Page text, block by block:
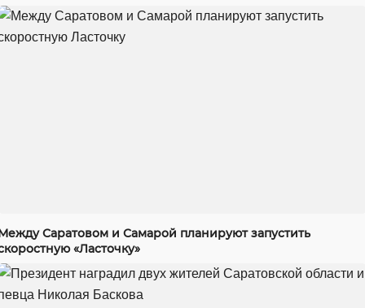
Саратовом и Самарой планируют запустить
«Ласточку»